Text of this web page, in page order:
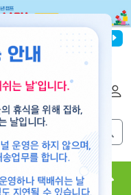
파이디온선교회
현수막 콘텐츠